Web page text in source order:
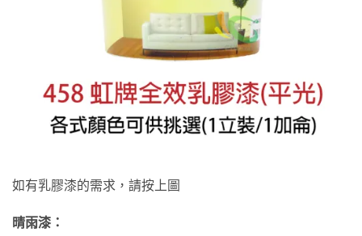
如有乳膠漆的需求，請按上圖
晴雨漆：